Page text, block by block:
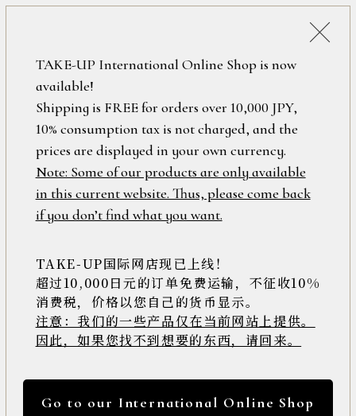
ONLINE SHOP
フリーワード
在庫なし含む
アイテム
ロ
グ
イ
ン
/
新
規
会
登
録
>>
Online
Shop
TAKE-UP International Online Shop is now
available!
Shipping is FREE for orders over 10,000 JPY,
10% consumption tax is not charged, and the
prices are displayed in your own currency.
Note: Some of our products are only available
in this current website. Thus, please come back
if you don’t find what you want.
TAKE-UP国际网店现已上线！
超过10,000日元的订单免费运输，不征收10%
消费税，价格以您自己的货币显示。
注意：我们的一些产品仅在当前网站上提供。
因此，如果您找不到想要的东西，请回来。
Go to our International Online Shop